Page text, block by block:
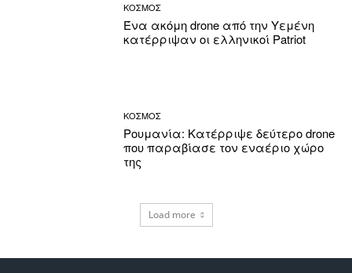
ΚΟΣΜΟΣ
Ένα ακόμη drone από την Υεμένη
κατέρριψαν οι ελληνικοί Patriot
ΚΟΣΜΟΣ
Ρουμανία: Κατέρριψε δεύτερο drone
που παραβίασε τον εναέριο χώρο
της
Load more